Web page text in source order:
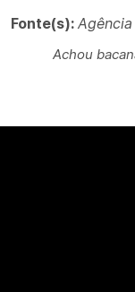
Fonte(s):
Achou